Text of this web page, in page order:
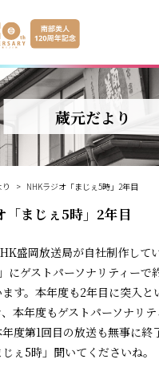
蔵元だより
> NHKラジオ「まじぇ5時」2年目
「まじぇ5時」2年目
盛岡放送局が自社制作して
にゲストパーソナリティーで
す。本年度も2年目に突入と
本年度もゲストパーソナリ
度第1回目の放送も無事に終
ぇ5時」聞いてくださいね。